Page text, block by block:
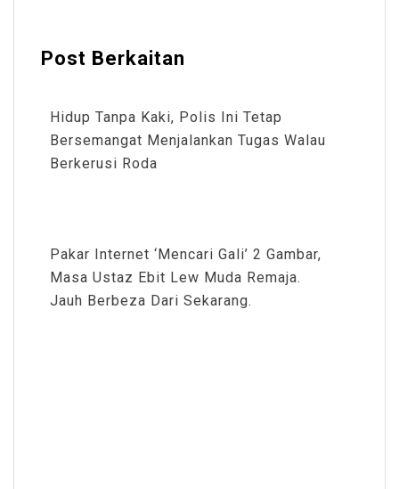
Post Berkaitan
Hidup Tanpa Kaki, Polis Ini Tetap
Bersemangat Menjalankan Tugas Walau
Berkerusi Roda
Pakar Internet ‘Mencari Gali’ 2 Gambar,
Masa Ustaz Ebit Lew Muda Remaja.
Jauh Berbeza Dari Sekarang.